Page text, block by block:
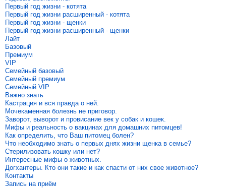
Первый год жизни - котята
Первый год жизни расширенный - котята
Первый год жизни - щенки
Первый год жизни расширенный - щенки
Лайт
Базовый
Премиум
VIP
Семейный базовый
Семейный премиум
Семейный VIP
Важно знать
Кастрация и вся правда о ней.
Мочекаменная болезнь не приговор.
Заворот, выворот и провисание век у собак и кошек.
Мифы и реальность о вакцинах для домашних питомцев!
Как определить, что Ваш питомец болен?
Что необходимо знать о первых днях жизни щенка в семье?
Стерилизовать кошку или нет?
Интересные мифы о животных.
Догхантеры. Кто они такие и как спасти от них свое животное?
Контакты
Запись на приём